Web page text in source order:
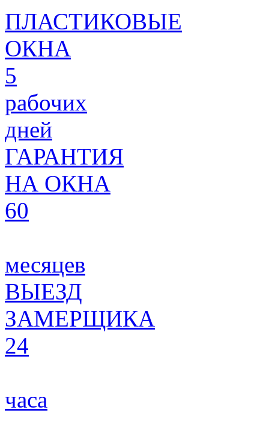
ПЛАСТИКОВЫЕ
ОКНА
5
рабочих
дней
ГАРАНТИЯ
НА ОКНА
60
месяцев
ВЫЕЗД
ЗАМЕРЩИКА
24
часа